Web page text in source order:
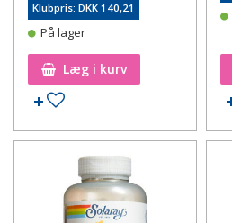
Klubpris: DKK 140,21
På lager
Læg i kurv
Tilføj til ønskeseddel